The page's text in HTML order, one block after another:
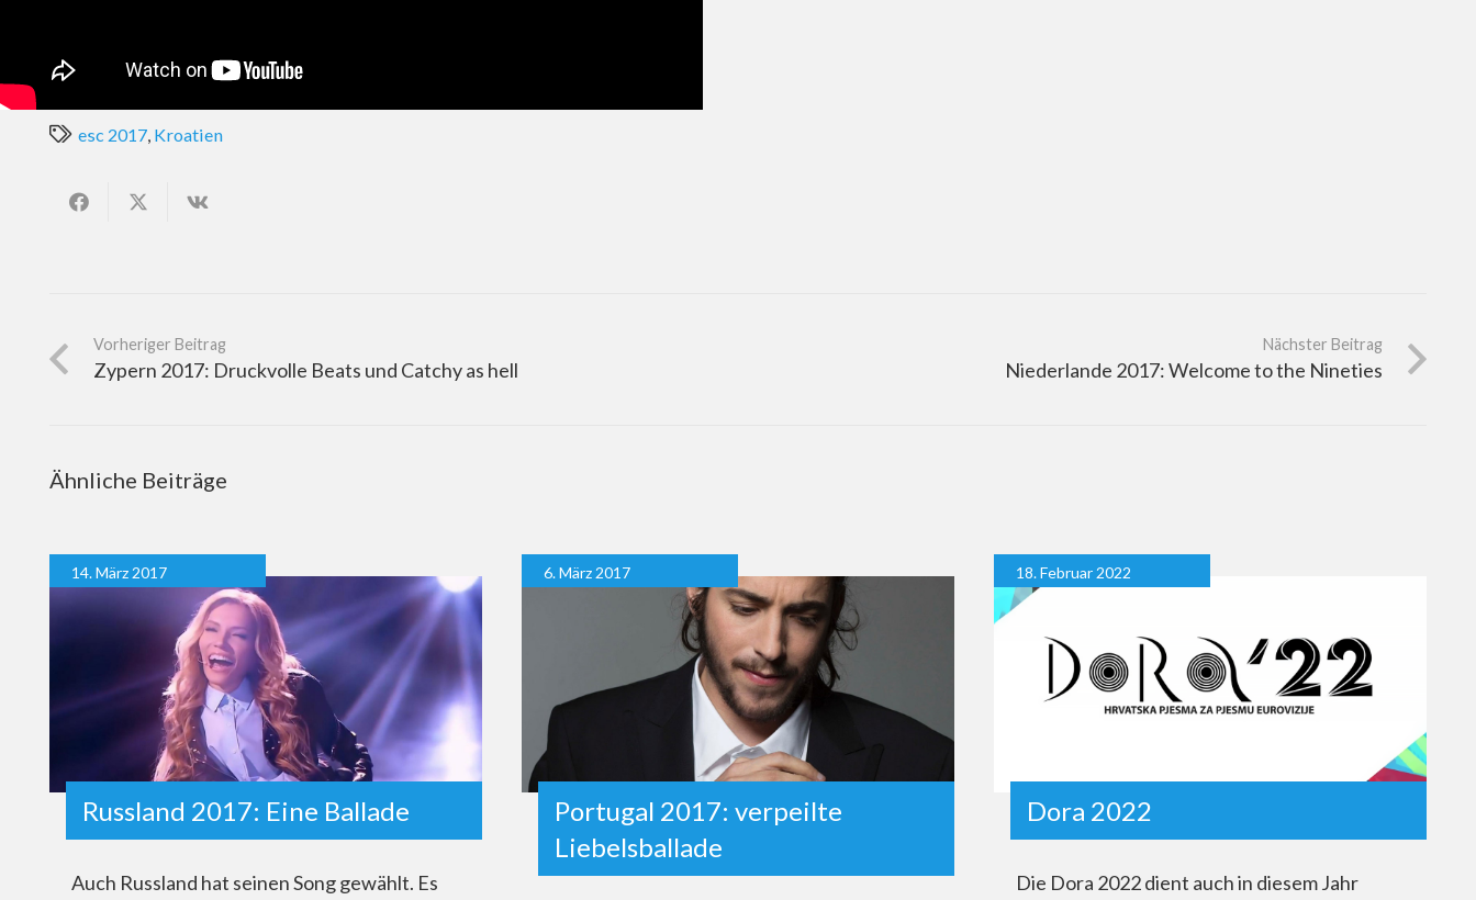
esc 2017, Kroatien
Vorheriger Beitrag
Zypern 2017: Druckvolle Beats und Catchy as hell
Nächster Beitrag
Niederlande 2017: Welcome to the Nineties
Ähnliche Beiträge
14. März 2017
Russland 2017: Eine Ballade
Auch Russland hat seinen Song gewählt. Es
6. März 2017
Portugal 2017: verpeilte
Liebelsballade
18. Februar 2022
Dora 2022
Die Dora 2022 dient auch in diesem Jahr